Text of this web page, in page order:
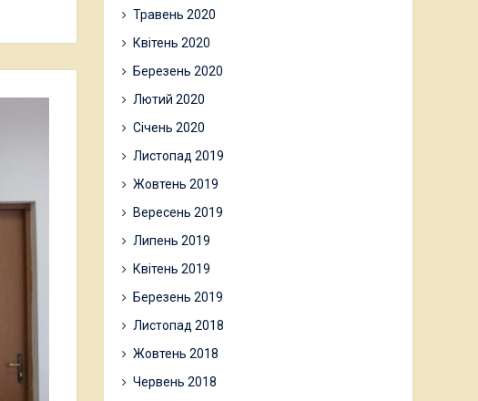
Травень 2020
Квітень 2020
Березень 2020
Лютий 2020
Січень 2020
Листопад 2019
Жовтень 2019
Вересень 2019
Липень 2019
Квітень 2019
Березень 2019
Листопад 2018
Жовтень 2018
Червень 2018